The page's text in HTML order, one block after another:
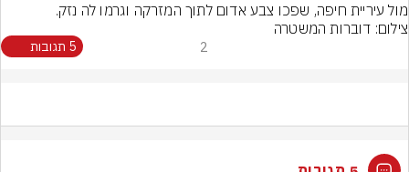
מול עיריית חיפה, שפכו צבע אדום לתוך המזרקה וגרמו לה נזק.
צילום: דוברות המשטרה
2 5 תגובות